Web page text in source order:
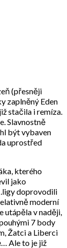
(přesněji
zaplněný Eden
stačila i remíza.
Slavnostně
být vybaven
uprostřed
kterého
jako
doprovodili
moderní
utápěla v naději,
7 body
Žatci a Liberci
Ale to je již